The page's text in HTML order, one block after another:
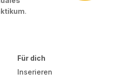
.
Für dich
Inserieren